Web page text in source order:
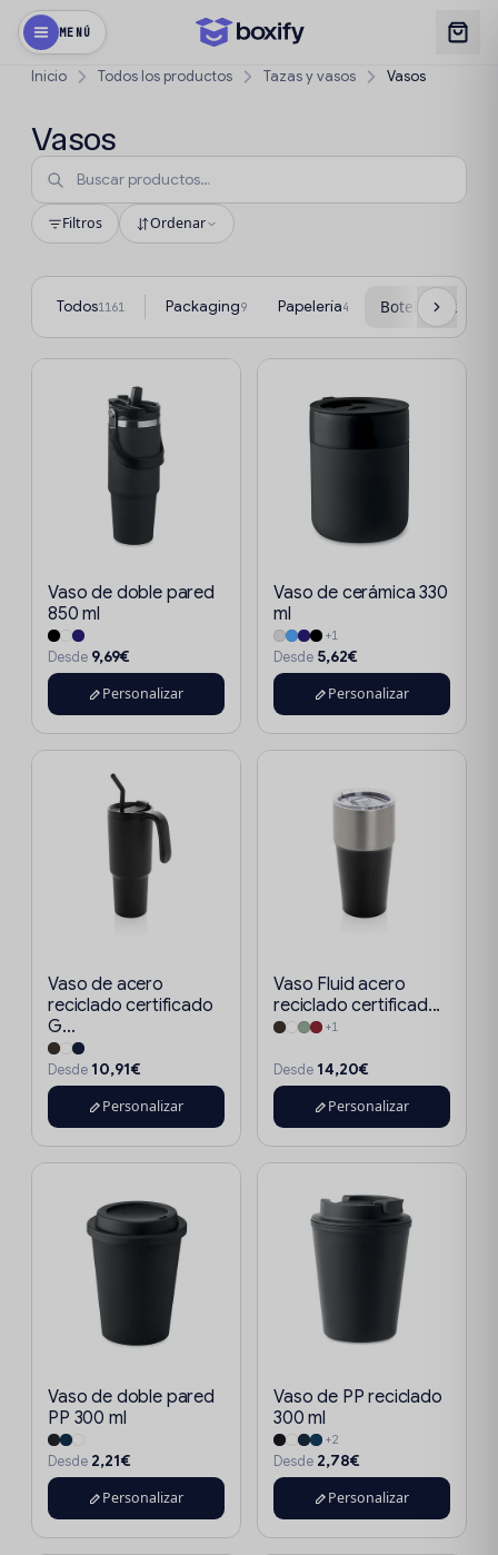
MENÚ
Inicio Todos los productos Tazas y vasos Vasos
Vasos
Filtros Ordenar
Todos1161 Packaging9 Papelería4 Botellas y
Vaso de doble pared
850 ml
Desde 9,69€
Personalizar
Vaso de cerámica 330
ml
+1
Desde 5,62€
Personalizar
Vaso de acero
reciclado certificado
G...
Desde 10,91€
Personalizar
Vaso Fluid acero
reciclado certificad...
+1
Desde 14,20€
Personalizar
Vaso de doble pared
PP 300 ml
Desde 2,21€
Personalizar
Vaso de PP reciclado
300 ml
+2
Desde 2,78€
Personalizar